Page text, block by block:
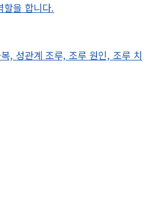
할을 합니다.
, 성관계 조루, 조루 원인, 조루 치